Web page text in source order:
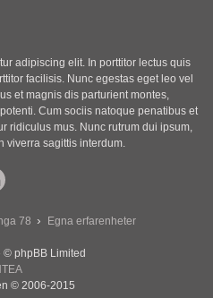
adipiscing elit. In porttitor lectus quis
facilisis. Nunc egestas eget leo vel
et magnis dis parturient montes,
Cum sociis natoque penatibus et
ridiculus mus. Nunc rutrum dui ipsum,
viverra sagittis interdum.
78 Egna erfarenheter
phpBB Limited
© 2006-2015